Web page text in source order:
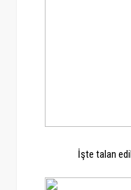
İşte talan